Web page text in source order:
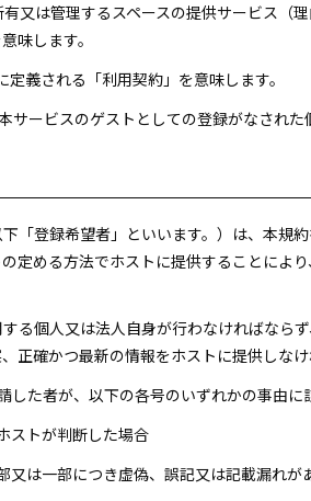
又は管理するスペースの提供サービス（
味します。
義される「利用契約」を意味します。
ービスのゲストとしての登録がなされた
「登録希望者」といいます。）は、本規
定める方法でホストに提供することに
る個人又は法人自身が行わなければなら
正確かつ最新の情報をホストに提供しなけ
た者が、以下の各号のいずれかの事由に
ストが判断した場合
又は一部につき虚偽、誤記又は記載漏れが